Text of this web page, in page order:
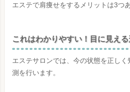
やっぱりだけど……お
エステで肩痩せをするメリットは3つあ
これはわかりやすい！目に見え
エステサロンでは、今の状態を正し
測を行います。